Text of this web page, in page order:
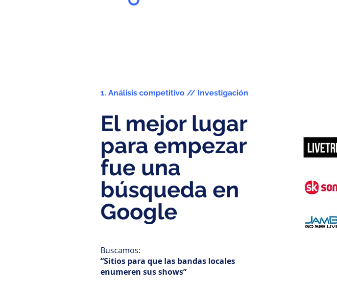
1. Análisis competitivo // Investigación
El mejor lugar
para empezar
fue una
búsqueda en
Google
Buscamos:
“Sitios para que las bandas locales
enumeren sus shows”